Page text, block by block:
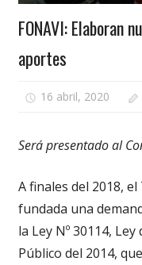
FONAVI: Elaboran
aportes
16 abril, 2020
Será presentado al
A finales del 2018,
fundada una
la Ley Nº 30114,
Público del 2014,